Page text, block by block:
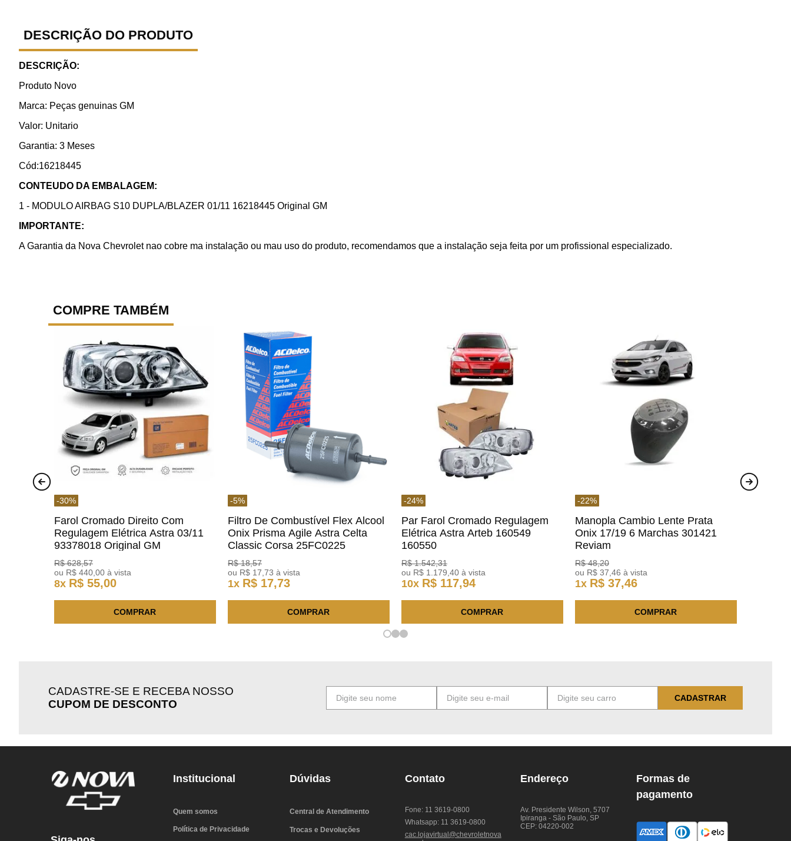
DESCRIÇÃO DO PRODUTO
DESCRIÇÃO:
Produto Novo
Marca: Peças genuinas GM
Valor: Unitario
Garantia: 3 Meses
Cód:16218445
CONTEUDO DA EMBALAGEM:
1 - MODULO AIRBAG S10 DUPLA/BLAZER 01/11 16218445 Original GM
IMPORTANTE:
A Garantia da Nova Chevrolet nao cobre ma instalação ou mau uso do produto, recomendamos que a instalação seja feita por um profissional especializado.
COMPRE TAMBÉM
-30%
Farol Cromado Direito Com
Regulagem Elétrica Astra 03/11
93378018 Original GM
R$ 628,57
ou R$ 440 ,00 à vista
8x R$ 55,00
COMPRAR
-5%
Filtro De Combustível Flex Alcool
Onix Prisma Agile Astra Celta
Classic Corsa 25FC0225
ACDelco
R$ 18,57
ou R$ 17 ,73 à vista
1x R$ 17,73
COMPRAR
-24%
Par Farol Cromado Regulagem
Elétrica Astra Arteb 160549
160550
R$ 1.542,31
ou R$ 1 179 ,40 à vista
10x R$ 117,94
COMPRAR
-22%
Manopla Cambio Lente Prata
Onix 17/19 6 Marchas 301421
Reviam
R$ 48,20
ou R$ 37 ,46 à vista
1x R$ 37,46
COMPRAR
CADASTRE-SE E RECEBA NOSSO
CUPOM DE DESCONTO
CADASTRAR
Institucional
Quem somos
Política de Privacidade
Dúvidas
Central de Atendimento
Trocas e Devoluções
Contato
Fone: 11 3619-0800
Whatsapp: 11 3619-0800
cac.lojavirtual@chevroletnova
Endereço
Av. Presidente Wilson, 5707
Ipiranga - São Paulo, SP
CEP: 04220-002
Formas de
pagamento